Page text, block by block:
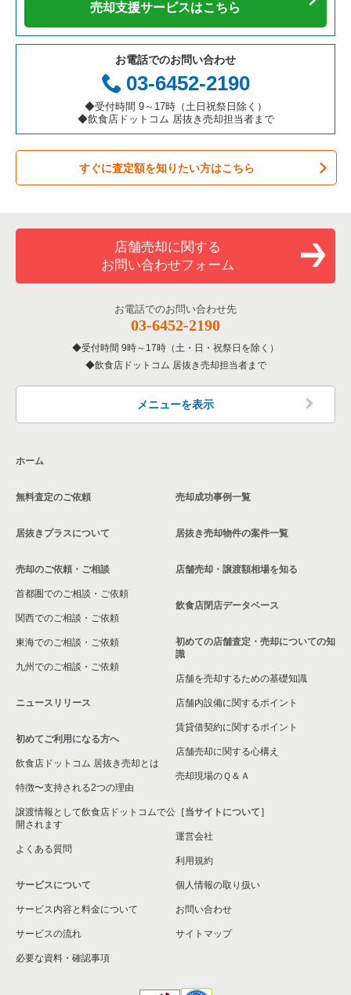
売却支援サービスはこちら
お電話でのお問い合わせ
03-6452-2190
◆受付時間 9～17時（土日祝祭日除く）
◆飲食店ドットコム 居抜き売却担当者まで
すぐに査定額を知りたい方はこちら
店舗売却に関する
お問い合わせフォーム
お電話でのお問い合わせ先
03-6452-2190
受付時間 9時～17時（土・日・祝祭日を除く）
飲食店ドットコム 居抜き売却担当者まで
メニューを表示
ホーム
無料査定のご依頼
居抜きプラスについて
売却のご依頼・ご相談
首都圏でのご相談・ご依頼
関西でのご相談・ご依頼
東海でのご相談・ご依頼
九州でのご相談・ご依頼
ニュースリリース
初めてご利用になる方へ
飲食店ドットコム 居抜き売却とは
特徴〜支持される2つの理由
譲渡情報として飲食店ドットコムで公
開されます
よくある質問
サービスについて
サービス内容と料金について
サービスの流れ
必要な資料・確認事項
売却成功事例一覧
居抜き売却物件の案件一覧
店舗売却・譲渡額相場を知る
飲食店閉店データベース
初めての店舗査定・売却についての知
識
店舗を売却するための基礎知識
店舗内設備に関するポイント
賃貸借契約に関するポイント
店舗売却に関する心構え
売却現場のＱ＆Ａ
［当サイトについて］
運営会社
利用規約
個人情報の取り扱い
お問い合わせ
サイトマップ